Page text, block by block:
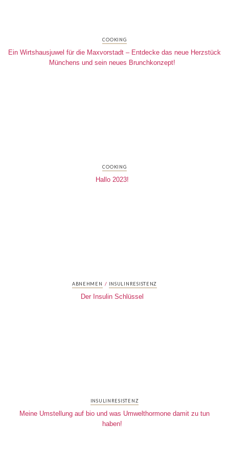
COOKING
Ein Wirtshausjuwel für die Maxvorstadt – Entdecke das neue Herzstück
Münchens und sein neues Brunchkonzept!
COOKING
Hallo 2023!
ABNEHMEN / INSULINRESISTENZ
Der Insulin Schlüssel
INSULINRESISTENZ
Meine Umstellung auf bio und was Umwelthormone damit zu tun
haben!